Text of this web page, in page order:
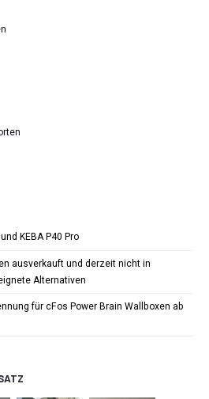
KEBA P40 Pro
ausverkauft und derzeit nicht in
Alternativen
für cFos Power Brain Wallboxen ab